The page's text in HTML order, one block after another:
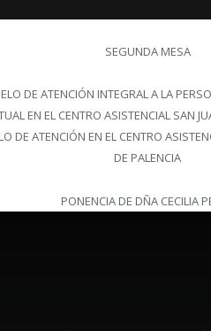
SEGUNDA MESA
DE ATENCIÓN INTEGRAL A LA
EN EL CENTRO ASISTENCIAL SAN
DE ATENCIÓN EN EL CENTRO
DE PALENCIA
PONENCIA DE DÑA CECILIA